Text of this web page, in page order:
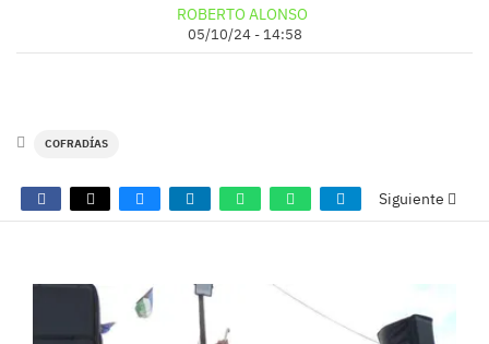
ROBERTO ALONSO
05/10/24 - 14:58
COFRADÍAS
Siguiente